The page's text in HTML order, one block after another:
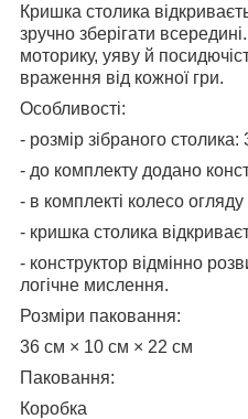
Кришка столика
зручно зберігати
моторику, уяву й
враження від кожної гри.
Особливості:
- розмір зібраного
- до комплекту додано
- в комплекті колесо огляду
- кришка столика
- конструктор відмінно
логічне мислення.
Розміри паковання:
36 см × 10 см × 22 см
Паковання:
Коробка